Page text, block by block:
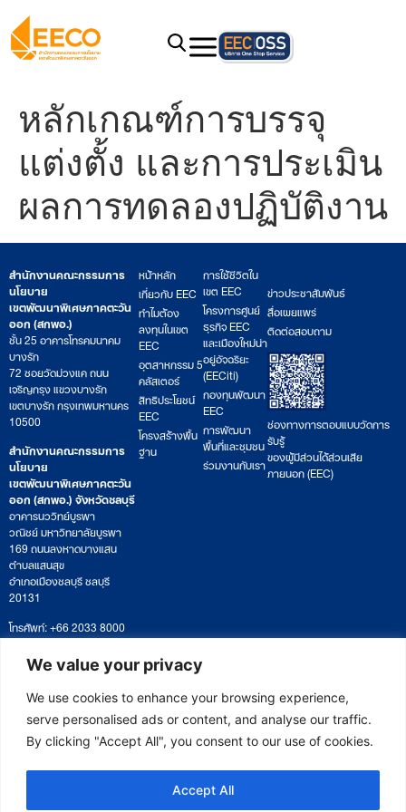
We value your privacy
We use cookies to enhance your browsing experience,
serve personalised ads or content, and analyse our traffic.
By clicking "Accept All", you consent to our use of cookies.
Accept All
หลักเกณฑ์การบรรจุ
แต่งตั้ง และการประเมิน
ผลการทดลองปฏิบัติงาน
สำนักงานคณะกรรมการ
นโยบาย
เขตพัฒนาพิเศษภาคตะวัน
ออก (สกพอ.)
ชั้น 25 อาคารโทรคมนาคม
บางรัก
72 ซอยวัดม่วงแค ถนน
เจริญกรุง แขวงบางรัก
เขตบางรัก กรุงเทพมหานคร
10500
สำนักงานคณะกรรมการ
นโยบาย
เขตพัฒนาพิเศษภาคตะวัน
ออก (สกพอ.) จังหวัดชลบุรี
อาคารนววิทย์บูรพา
วณิชย์ มหาวิทยาลัยบูรพา
169 ถนนลงหาดบางแสน
ตำบลแสนสุข
อำเภอเมืองชลบุรี ชลบุรี
20131
โทรศัพท์: +66 2033 8000
เวลาทำการ: จันทร์ – ศุกร์
09:00 – 17:00 น.
ติดตามหนังสือหรือยื่นเอกสาร
saraban@eeco.or.th
หน้าหลัก
เกี่ยวกับ EEC
ทำไมต้อง
ลงทุนในเขต
EEC
อุตสาหกรรม 5
คลัสเตอร์
สิทธิประโยชน์
EEC
โครงสร้างพื้น
ฐาน
การใช้ชีวิตใน
เขต EEC
โครงการศูนย์
ธุรกิจ EEC
และเมืองใหม่น่า
อยู่อัจฉริยะ
(EECiti)
กองทุนพัฒนา
EEC
การพัฒนา
พื้นที่และชุมชน
ร่วมงานกับเรา
ข่าวประชาสัมพันธ์
สื่อเผยแพร่
ติดต่อสอบถาม
ช่องทางการตอบแบบวัดการ
รับรู้
ของผู้มีส่วนได้ส่วนเสีย
ภายนอก (EEC)
Copyright © 2025 Eastern Economic Corridor Office (EECO)